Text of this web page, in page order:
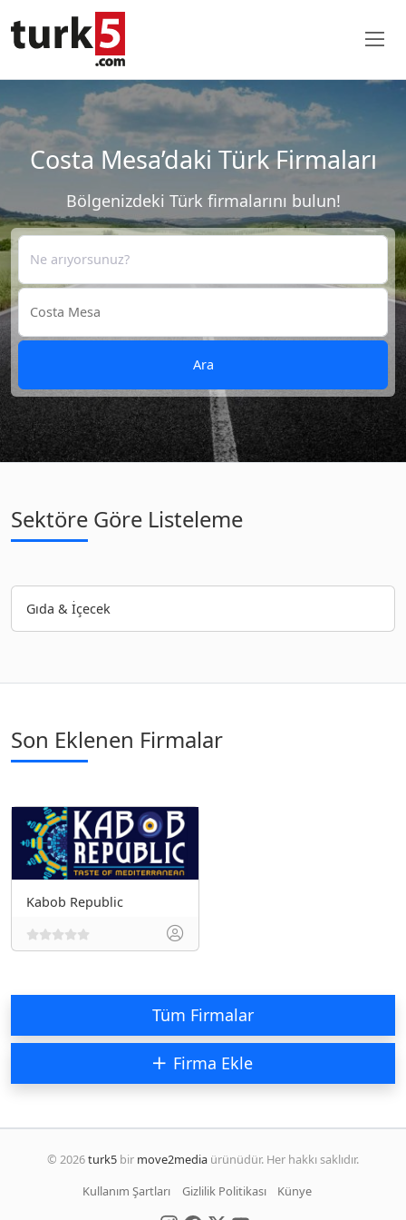
Costa Mesa’daki Türk Firmaları
Bölgenizdeki Türk firmalarını bulun!
Ara
Sektöre Göre Listeleme
Gıda & İçecek
Son Eklenen Firmalar
Kabob Republic
Tüm Firmalar
Firma Ekle
© 2026turk5 bir move2media ürünüdür. Her hakkı saklıdır.
Kullanım Şartları
Gizlilik Politikası Künye